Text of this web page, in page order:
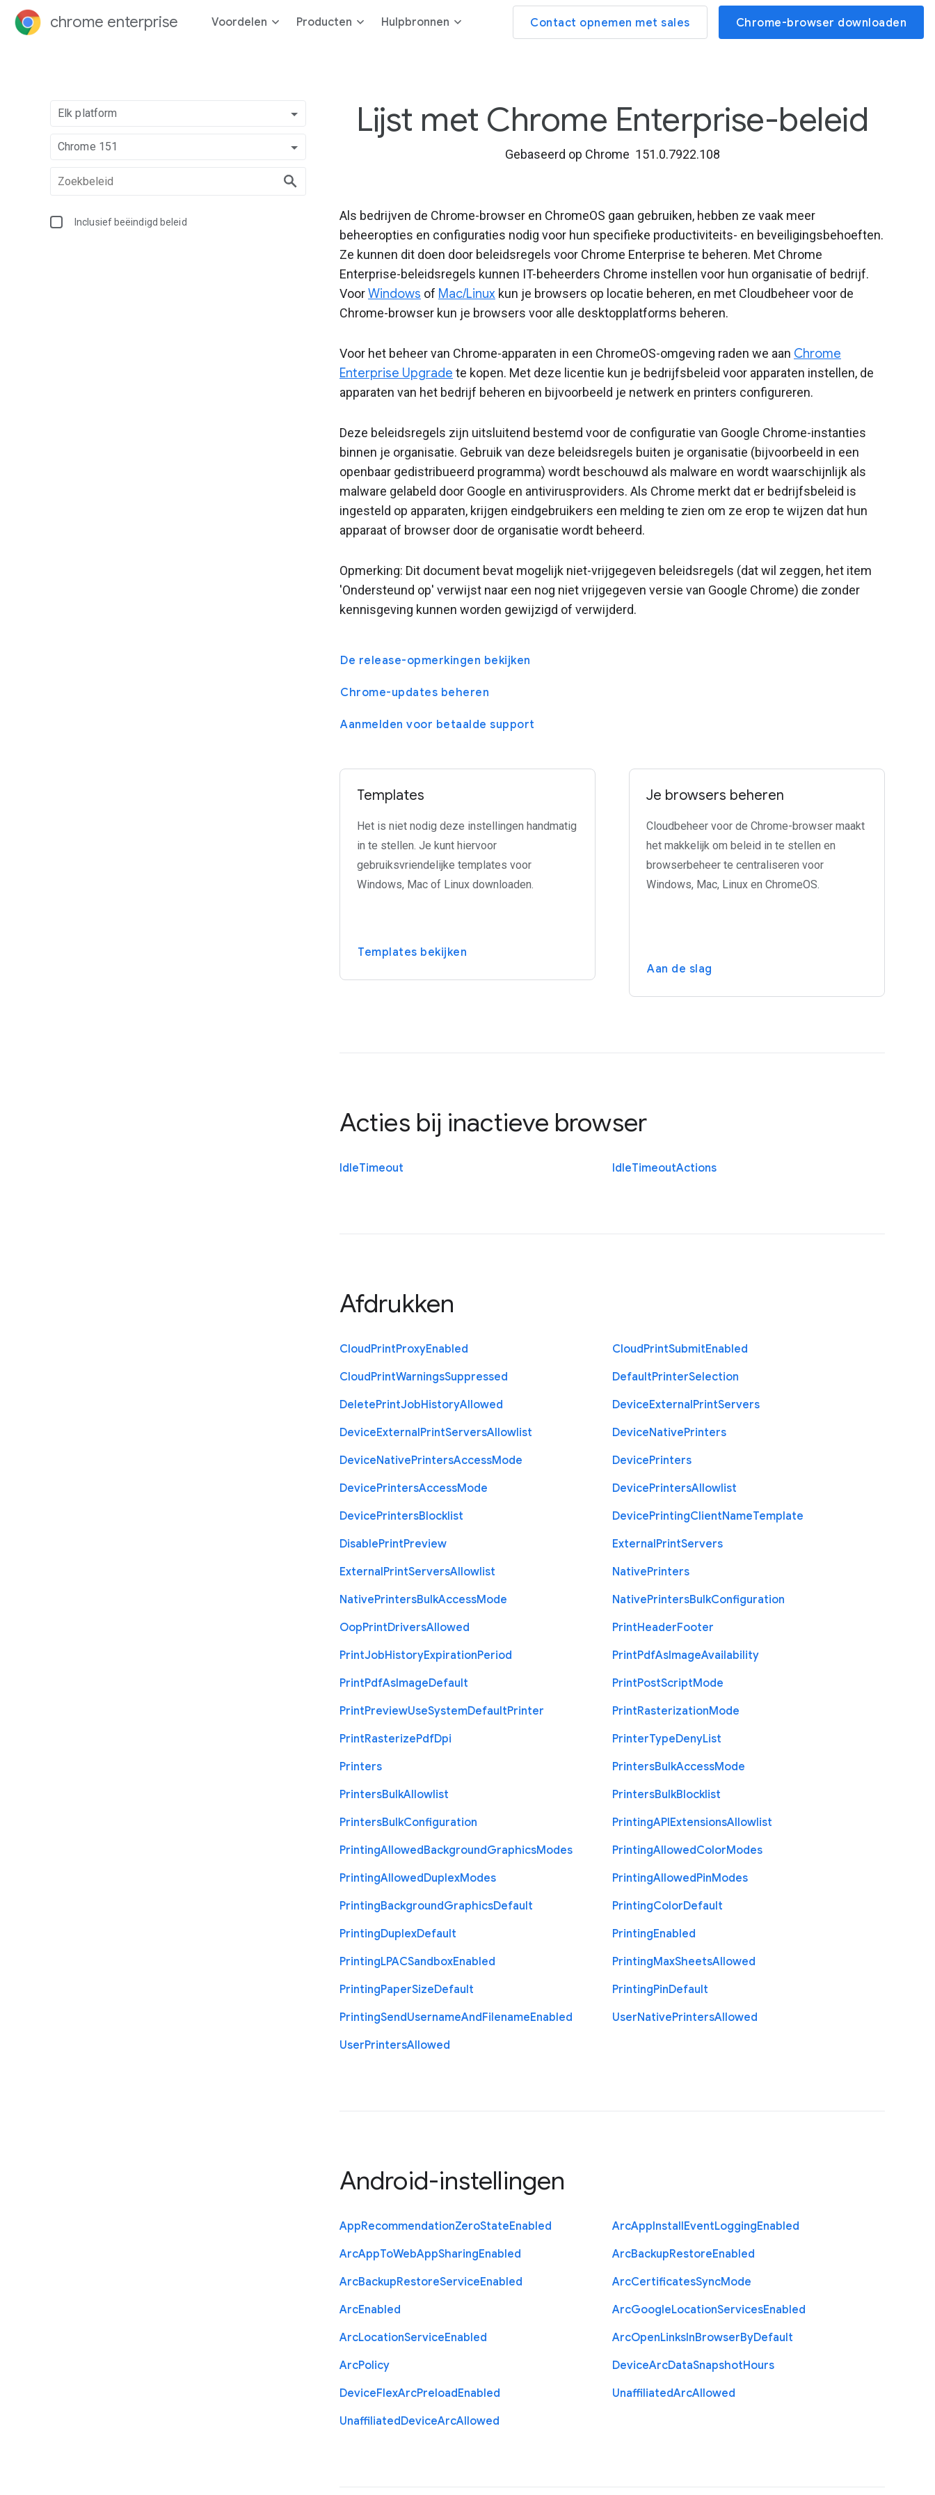
chrome enterprise Voordelen Producten Hulpbronnen Contact opnemen met sales Chrome-browser downloaden
Elk platform
Chrome 151
Inclusief beëindigd beleid
Lijst met Chrome Enterprise-beleid
Gebaseerd op Chrome 151.0.7922.108
Als bedrijven de Chrome-browser en ChromeOS gaan gebruiken, hebben ze vaak meer
beheeropties en configuraties nodig voor hun specifieke productiviteits- en beveiligingsbehoeften.
Ze kunnen dit doen door beleidsregels voor Chrome Enterprise te beheren. Met Chrome
Enterprise-beleidsregels kunnen IT-beheerders Chrome instellen voor hun organisatie of bedrijf.
VoorWindows of Mac/Linux kun je browsers op locatie beheren, en met Cloudbeheer voor de
Chrome-browser kun je browsers voor alle desktopplatforms beheren.
Voor het beheer van Chrome-apparaten in een ChromeOS-omgeving raden we aan Chrome
Enterprise Upgrade te kopen. Met deze licentie kun je bedrijfsbeleid voor apparaten instellen, de
apparaten van het bedrijf beheren en bijvoorbeeld je netwerk en printers configureren.
Deze beleidsregels zijn uitsluitend bestemd voor de configuratie van Google Chrome-instanties
binnen je organisatie. Gebruik van deze beleidsregels buiten je organisatie (bijvoorbeeld in een
openbaar gedistribueerd programma) wordt beschouwd als malware en wordt waarschijnlijk als
malware gelabeld door Google en antivirusproviders. Als Chrome merkt dat er bedrijfsbeleid is
ingesteld op apparaten, krijgen eindgebruikers een melding te zien om ze erop te wijzen dat hun
apparaat of browser door de organisatie wordt beheerd.
Opmerking: Dit document bevat mogelijk niet-vrijgegeven beleidsregels (dat wil zeggen, het item
'Ondersteund op' verwijst naar een nog niet vrijgegeven versie van Google Chrome) die zonder
kennisgeving kunnen worden gewijzigd of verwijderd.
De release-opmerkingen bekijken
Chrome-updates beheren
Aanmelden voor betaalde support
Templates
Het is niet nodig deze instellingen handmatig
in te stellen. Je kunt hiervoor
gebruiksvriendelijke templates voor
Windows, Mac of Linux downloaden.
Templates bekijken
Je browsers beheren
Cloudbeheer voor de Chrome-browser maakt
het makkelijk om beleid in te stellen en
browserbeheer te centraliseren voor
Windows, Mac, Linux en ChromeOS.
Aan de slag
Acties bij inactieve browser
IdleTimeout IdleTimeoutActions
Afdrukken
CloudPrintProxyEnabled CloudPrintSubmitEnabled
CloudPrintWarningsSuppressed DefaultPrinterSelection
DeletePrintJobHistoryAllowed DeviceExternalPrintServers
DeviceExternalPrintServersAllowlist DeviceNativePrinters
DeviceNativePrintersAccessMode DevicePrinters
DevicePrintersAccessMode DevicePrintersAllowlist
DevicePrintersBlocklist DevicePrintingClientNameTemplate
DisablePrintPreview ExternalPrintServers
ExternalPrintServersAllowlist NativePrinters
NativePrintersBulkAccessMode NativePrintersBulkConfiguration
OopPrintDriversAllowed PrintHeaderFooter
PrintJobHistoryExpirationPeriod PrintPdfAsImageAvailability
PrintPdfAsImageDefault PrintPostScriptMode
PrintPreviewUseSystemDefaultPrinter PrintRasterizationMode
PrintRasterizePdfDpi PrinterTypeDenyList
Printers
PrintersBulkAccessMode
PrintersBulkAllowlist PrintersBulkBlocklist
PrintersBulkConfiguration PrintingAPIExtensionsAllowlist
PrintingAllowedBackgroundGraphicsModes PrintingAllowedColorModes
PrintingAllowedDuplexModes PrintingAllowedPinModes
PrintingBackgroundGraphicsDefault PrintingColorDefault
PrintingDuplexDefault PrintingEnabled
PrintingLPACSandboxEnabled PrintingMaxSheetsAllowed
PrintingPaperSizeDefault PrintingPinDefault
PrintingSendUsernameAndFilenameEnabled UserNativePrintersAllowed
UserPrintersAllowed
Android-instellingen
AppRecommendationZeroStateEnabled ArcAppInstallEventLoggingEnabled
ArcAppToWebAppSharingEnabled ArcBackupRestoreEnabled
ArcBackupRestoreServiceEnabled ArcCertificatesSyncMode
ArcEnabled ArcGoogleLocationServicesEnabled
ArcLocationServiceEnabled ArcOpenLinksInBrowserByDefault
ArcPolicy DeviceArcDataSnapshotHours
DeviceFlexArcPreloadEnabled UnaffiliatedArcAllowed
UnaffiliatedDeviceArcAllowed